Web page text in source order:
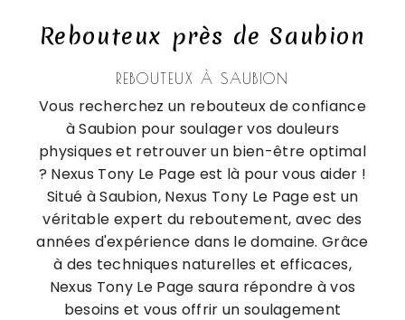
Rebouteux près de Saubion
REBOUTEUX À SAUBION
Vous recherchez un rebouteux de confiance
à Saubion pour soulager vos douleurs
physiques et retrouver un bien-être optimal
? Nexus Tony Le Page est là pour vous aider !
Situé à Saubion, Nexus Tony Le Page est un
véritable expert du reboutement, avec des
années d'expérience dans le domaine. Grâce
à des techniques naturelles et efficaces,
Nexus Tony Le Page saura répondre à vos
besoins et vous offrir un soulagement